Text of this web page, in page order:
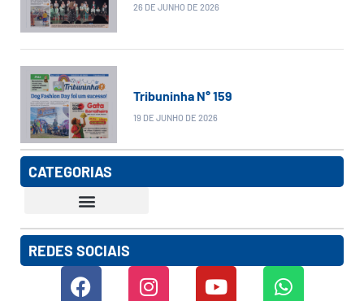
26 DE JUNHO DE 2026
Tribuninha N° 159
19 DE JUNHO DE 2026
CATEGORIAS
REDES SOCIAIS